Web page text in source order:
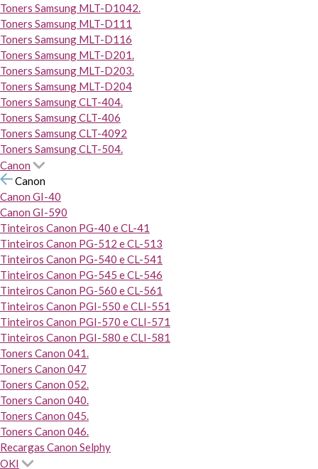
Toners Samsung MLT-D1042.
Toners Samsung MLT-D111
Toners Samsung MLT-D116
Toners Samsung MLT-D201.
Toners Samsung MLT-D203.
Toners Samsung MLT-D204
Toners Samsung CLT-404.
Toners Samsung CLT-406
Toners Samsung CLT-4092
Toners Samsung CLT-504.
Canon
Canon
Canon GI-40
Canon GI-590
Tinteiros Canon PG-40 e CL-41
Tinteiros Canon PG-512 e CL-513
Tinteiros Canon PG-540 e CL-541
Tinteiros Canon PG-545 e CL-546
Tinteiros Canon PG-560 e CL-561
Tinteiros Canon PGI-550 e CLI-551
Tinteiros Canon PGI-570 e CLI-571
Tinteiros Canon PGI-580 e CLI-581
Toners Canon 041.
Toners Canon 047
Toners Canon 052.
Toners Canon 040.
Toners Canon 045.
Toners Canon 046.
Recargas Canon Selphy
OKI